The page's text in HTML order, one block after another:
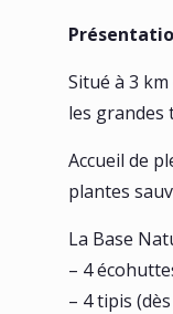
Situé à 3
les grandes
Accueil de
plantes
La Base
– 4
– 4 tipis